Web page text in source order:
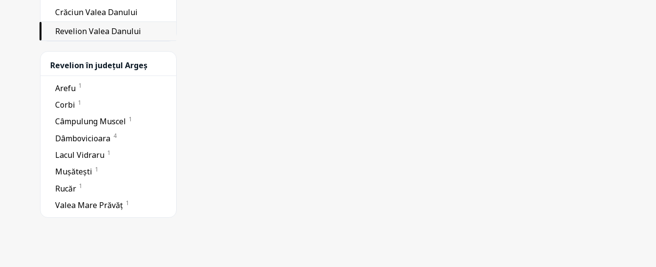
Crăciun Valea Danului
Revelion Valea Danului
Revelion în județul Argeș
Arefu 1
Corbi 1
Câmpulung Muscel 1
Dâmbovicioara 4
Lacul Vidraru 1
Mușătești 1
Rucăr 1
Valea Mare Prăvăț 1